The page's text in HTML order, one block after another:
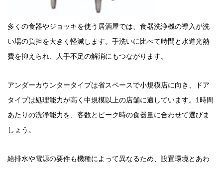
多くの食器やジョッキを使う居酒屋では、食器洗浄機の導入が洗
い場の負担を大きく軽減します。手洗いに比べて時間と水道光熱
費を抑えられ、人手不足の解消にもつながります。
アンダーカウンタータイプは省スペースで小規模店に向き、ドア
タイプは処理能力が高く中規模以上の店舗に適しています。1時間
あたりの洗浄能力を、客数とピーク時の食器量に合わせて選びま
しょう。
給排水や電源の要件も機種によって異なるため、設置環境とあわ